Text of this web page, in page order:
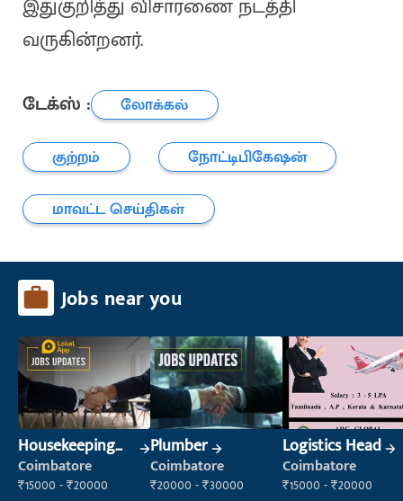
இதுகுறித்து விசாரணை நடத்தி
வருகின்றனர்.
டேக்ஸ் :
லோக்கல்
குற்றம்
நோட்டிபிகேஷன்
மாவட்ட செய்திகள்
Jobs near you
Housekeeping
Staff
(Housekeeping)
Coimbatore
₹15000 - ₹20000
Plumber
Coimbatore
₹20000 - ₹30000
Logistics Head
Coimbatore
₹15000 - ₹20000